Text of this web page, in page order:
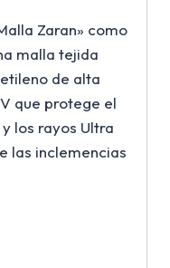
Zaran» como
malla tejida
de alta
que protege el
los rayos Ultra
las inclemencias